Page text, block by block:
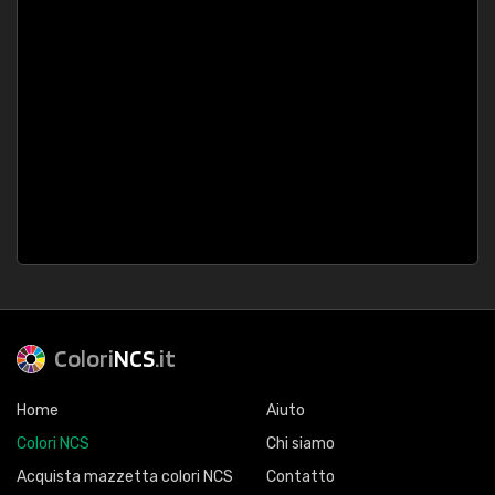
ColoriNCS.it
Home
Colori NCS
Acquista mazzetta colori NCS
Aiuto
Chi siamo
Contatto